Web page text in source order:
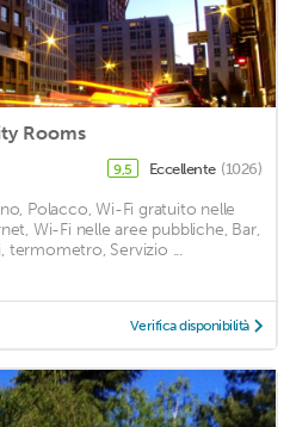
Rooms
9,5 Eccellente (1026)
Polacco, Wi-Fi gratuito nelle
Wi-Fi nelle aree pubbliche, Bar,
termometro, Servizio ...
Verifica disponibilità